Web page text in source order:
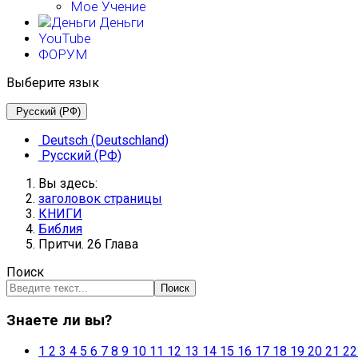
Мое Учение
Деньги
YouTube
ФОРУМ
Выберите язык
Русский (РФ)
Deutsch (Deutschland)
Русский (РФ)
Вы здесь:
заголовок страницы
КНИГИ
Библия
Притчи. 26 Глава
Поиск
Поиск
Знаете ли вы?
1 2 3 4 5 6 7 8 9 10 11 12 13 14 15 16 17 18 19 20 21 22